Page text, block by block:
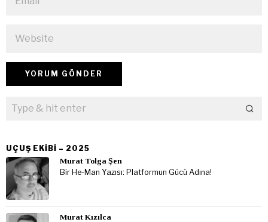
UÇUŞ EKIBI – 2025
Murat Tolga Şen
Bir He-Man Yazısı: Platformun Gücü Adına!
Murat Kızılca